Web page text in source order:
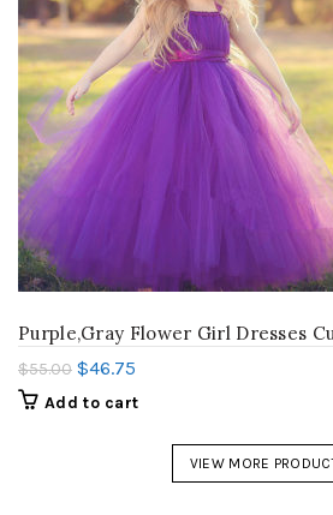
$55.00 $46.75
Add to cart
VIEW MORE